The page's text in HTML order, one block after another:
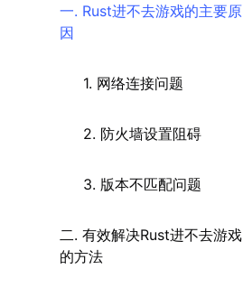
一. Rust进不去游戏的主要原
因
1. 网络连接问题
2. 防火墙设置阻碍
3. 版本不匹配问题
二. 有效解决Rust进不去游戏
的方法